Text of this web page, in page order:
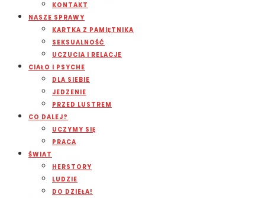
KONTAKT
NASZE SPRAWY
KARTKA Z PAMIĘTNIKA
SEKSUALNOŚĆ
UCZUCIA I RELACJE
CIAŁO I PSYCHE
DLA SIEBIE
JEDZENIE
PRZED LUSTREM
CO DALEJ?
UCZYMY SIĘ
PRACA
ŚWIAT
HERSTORY
LUDZIE
DO DZIEŁA!